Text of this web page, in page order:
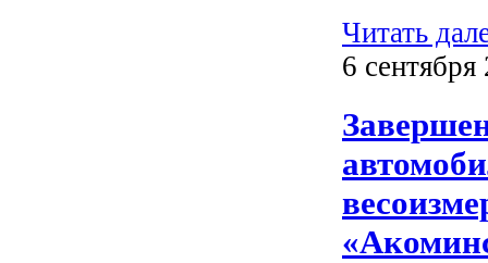
Читать
6 сентября